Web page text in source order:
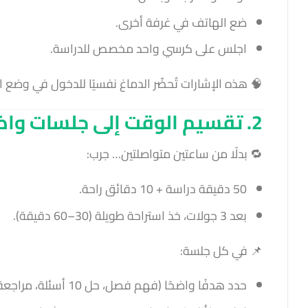
ضع الهاتف في غرفة أخرى.
اجلس على كرسي واحد مخصص للدراسة.
🧠 هذه الإشارات تُحضّر الدماغ نفسيًا للدخول في وضع
2. تقسيم الوقت إلى جلسات واضحة
🔁 بدلًا من ساعتين متواصلتين… جرب:
50 دقيقة دراسة + 10 دقائق راحة.
بعد 3 جولات، خذ استراحة طويلة (30–60 دقيقة).
📌 في كل جلسة:
حدد هدفًا واضحًا (فهم فصل، حل 10 أسئلة، مراجعة موضوع).